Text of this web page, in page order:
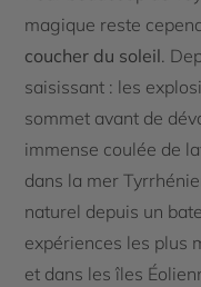
magique reste
coucher du soleil.
saisissant : les
sommet avant de
immense coulée de
dans la mer
naturel depuis un
expériences les plus
et dans les îles